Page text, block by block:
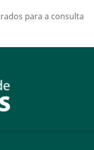
para a consulta